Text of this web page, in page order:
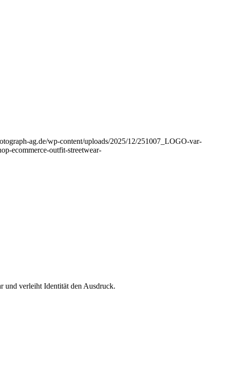
ag.de/wp-content/uploads/2025/12/251007_LOGO-var-
ecommerce-outfit-streetwear-
und verleiht Identität den Ausdruck.